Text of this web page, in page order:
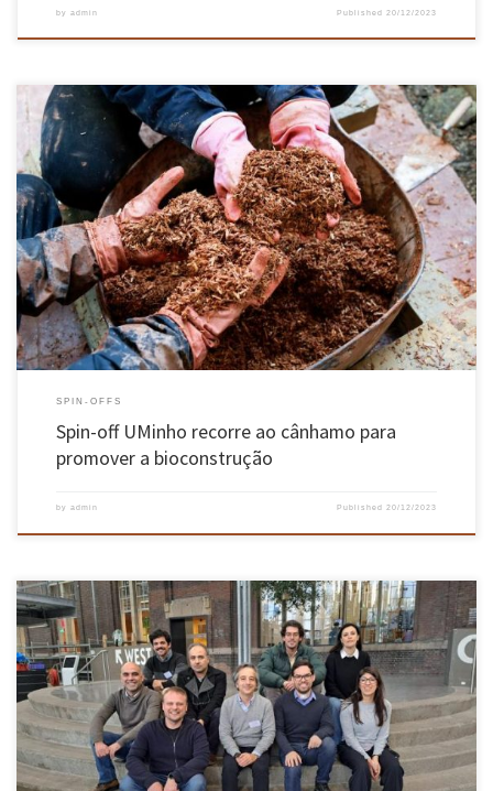
by admin Published 20/12/2023
Natura Matéria, spin-off UMinho que teve como mentores os professores da Escola de
Engenharia Aires de Camões, Rute Eires, e ainda Paulo Mendonça da Escola de Arquitetura,
Arte e Design, aposta na construção sustentável e o cânhamo pode garantir conforto
térmico, regulação de humidade, flexibilidade e adaptabilidade. “O cânhamo é, […]
SPIN-OFFS
Spin-off UMinho recorre ao cânhamo para
promover a bioconstrução
by admin Published 20/12/2023
Uma equipa liderada pelo professor Miguel Azenha e pelo investigador José Granja, ligados
ao Departamento de Engenharia Civil da Universidade do Minho e ao Cluster SC-DiCE do
Instituto para a Sustentabilidade e Inovação em Engenharia de Estruturas (ISISE), está a
desenvolver investigação sobre plataformas para a agilização dos processos de […]